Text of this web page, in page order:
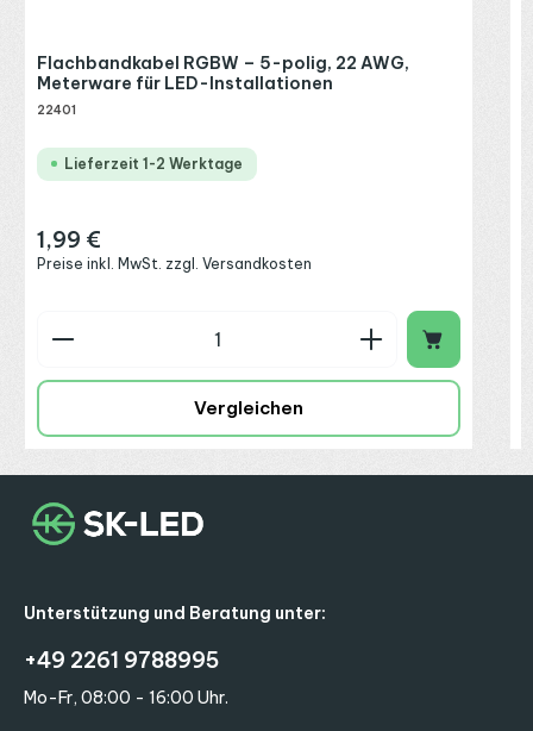
Flachbandkabel RGBW – 5-polig, 22 AWG,
Meterware für LED-Installationen
22401
Lieferzeit 1-2 Werktage
Regulärer Preis:
1,99 €
Preise inkl. MwSt. zzgl. Versandkosten
Produkt Anzahl: Gib den gewünschten Wert
Vergleichen
Unterstützung und Beratung unter:
+49 2261 9788995
Mo-Fr, 08:00 - 16:00 Uhr.